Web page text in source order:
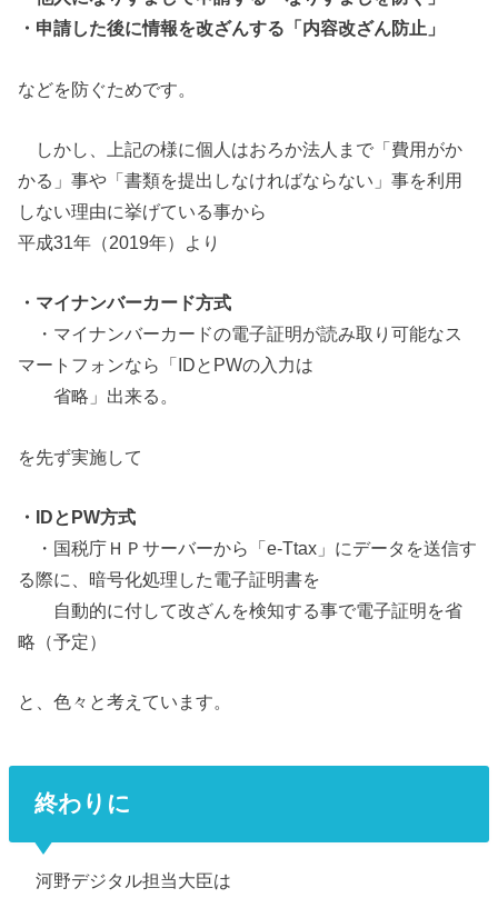
・申請した後に情報を改ざんする「内容改ざん防止」
などを防ぐためです。
しかし、上記の様に個人はおろか法人まで「費用がか
かる」事や「書類を提出しなければならない」事を利用
しない理由に挙げている事から
平成31年（2019年）より
・マイナンバーカード方式
・マイナンバーカードの電子証明が読み取り可能なス
マートフォンなら「IDとPWの入力は
省略」出来る。
を先ず実施して
・IDとPW方式
・国税庁ＨＰサーバーから「e-Ttax」にデータを送信す
る際に、暗号化処理した電子証明書を
自動的に付して改ざんを検知する事で電子証明を省
略（予定）
と、色々と考えています。
終わりに
河野デジタル担当大臣は